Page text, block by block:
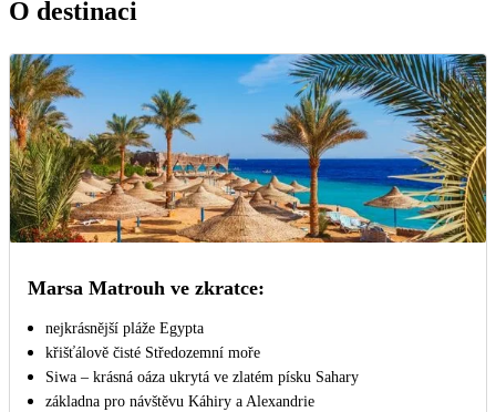
O destinaci
Marsa Matrouh ve zkratce:
nejkrásnější pláže Egypta
křišťálově čisté Středozemní moře
Siwa – krásná oáza ukrytá ve zlatém písku Sahary
základna pro návštěvu Káhiry a Alexandrie